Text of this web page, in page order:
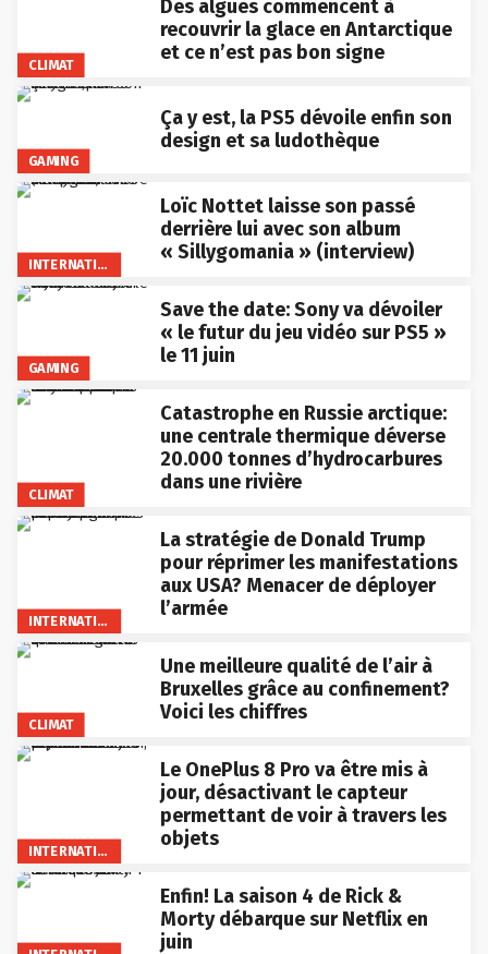
CLIMAT
Des algues commencent à
recouvrir la glace en Antarctique
et ce n’est pas bon signe
GAMING
Ça y est, la PS5 dévoile enfin son
design et sa ludothèque
Loïc Nottet laisse son passé
derrière lui avec son album
« Sillygomania » (interview)
GAMING
Save the date: Sony va dévoiler
« le futur du jeu vidéo sur PS5 »
le 11 juin
CLIMAT
Catastrophe en Russie arctique:
une centrale thermique déverse
20.000 tonnes d’hydrocarbures
dans une rivière
La stratégie de Donald Trump
pour réprimer les manifestations
aux USA? Menacer de déployer
l’armée
CLIMAT
Une meilleure qualité de l’air à
Bruxelles grâce au confinement?
Voici les chiffres
Le OnePlus 8 Pro va être mis à
jour, désactivant le capteur
permettant de voir à travers les
objets
Enfin! La saison 4 de Rick &
Morty débarque sur Netflix en
juin